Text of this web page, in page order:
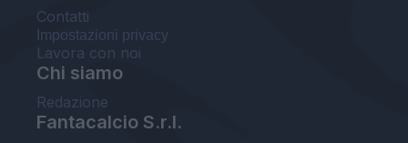
Contatti
Impostazioni privacy
Lavora con noi
Chi siamo
Redazione
Fantacalcio S.r.l.